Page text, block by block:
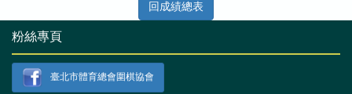
回成績總表
粉絲專頁
臺北市體育總會圍棋協會